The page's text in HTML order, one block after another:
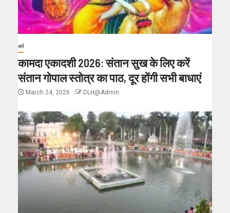
धर्म
कामदा एकादशी 2026: संतान सुख के लिए करें
संतान गोपाल स्तोत्र का पाठ, दूर होंगी सभी बाधाएं
March 24, 2026 DLH@Admin